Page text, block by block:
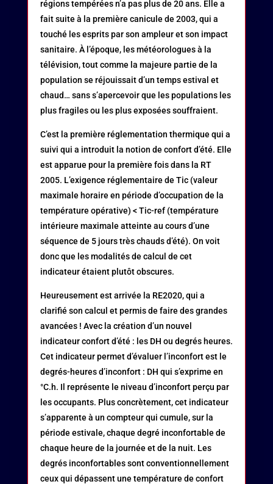
régions tempérées n’a pas plus de 20 ans. Elle a
fait suite à la première canicule de 2003, qui a
touché les esprits par son ampleur et son impact
sanitaire. À l’époque, les météorologues à la
télévision, tout comme la majeure partie de la
population se réjouissait d’un temps estival et
chaud… sans s’apercevoir que les populations les
plus fragiles ou les plus exposées souffraient.
C’est la première réglementation thermique qui a
suivi qui a introduit la notion de confort d’été. Elle
est apparue pour la première fois dans la RT
2005. L’exigence réglementaire de Tic (valeur
maximale horaire en période d’occupation de la
température opérative) < Tic-ref (température
intérieure maximale atteinte au cours d’une
séquence de 5 jours très chauds d’été). On voit
donc que les modalités de calcul de cet
indicateur étaient plutôt obscures.
Heureusement est arrivée la RE2020, qui a
clarifié son calcul et permis de faire des grandes
avancées ! Avec la création d’un nouvel
indicateur confort d’été : les DH ou degrés heures.
Cet indicateur permet d’évaluer l’inconfort est le
degrés-heures d’inconfort : DH qui s’exprime en
°C.h. Il représente le niveau d’inconfort perçu par
les occupants. Plus concrètement, cet indicateur
s’apparente à un compteur qui cumule, sur la
période estivale, chaque degré inconfortable de
chaque heure de la journée et de la nuit. Les
degrés inconfortables sont conventionnellement
ceux qui dépassent une température de confort